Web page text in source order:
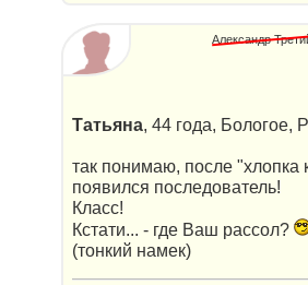
Александр
Татьяна, 44 года, Бологое,
так понимаю, после "хлопка
появился последователь!
Класс!
Кстати... - где Ваш рассол?
(тонкий намек)